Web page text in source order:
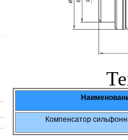
Компенсатор